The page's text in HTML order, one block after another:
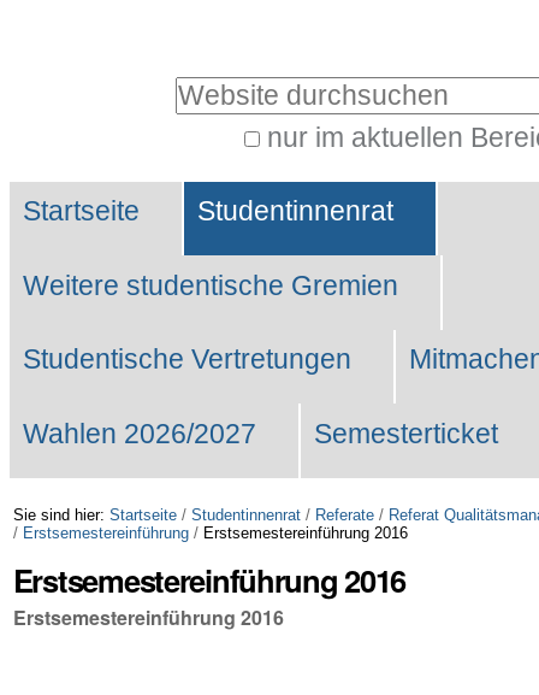
Website durchsuchen
nur im aktuellen
Suche…
Sektionen
Startseite Studentinnenrat
Weitere studentische Gremien
Studentische Vertretungen
Wahlen 2026/2027 Semesterticket
Sie sind hier: Startseite / Studentinnenrat / Referate / Referat
/ Erstsemestereinführung / Erstsemestereinführung 2016
Erstsemestereinführung 2016
Erstsemestereinführung 2016